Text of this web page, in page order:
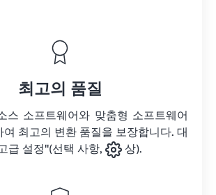
최고의 품질
스 소프트웨어와 맞춤형 소프트웨어
여 최고의 변환 품질을 보장합니다. 대
급 설정"(선택 사항,
상).